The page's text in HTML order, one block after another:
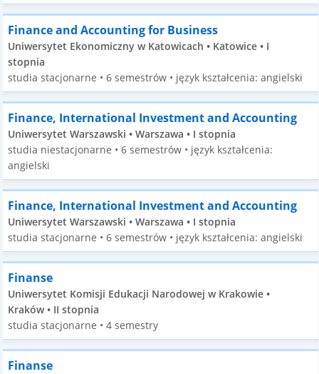
Finance and Accounting for Business
Uniwersytet Ekonomiczny w Katowicach • Katowice • I
stopnia
studia stacjonarne • 6 semestrów • język kształcenia: angielski
Finance, International Investment and Accounting
Uniwersytet Warszawski • Warszawa • I stopnia
studia niestacjonarne • 6 semestrów • język kształcenia:
angielski
Finance, International Investment and Accounting
Uniwersytet Warszawski • Warszawa • I stopnia
studia stacjonarne • 6 semestrów • język kształcenia: angielski
Finanse
Uniwersytet Komisji Edukacji Narodowej w Krakowie •
Kraków • II stopnia
studia stacjonarne • 4 semestry
Finanse